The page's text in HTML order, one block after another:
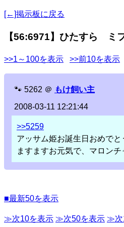
[←]掲示板に戻る
【56:6971】ひたすら ミ
>>1～100を表示 >>前10を表示
🐾 5262 ＠ もけ飼い主
2008-03-11 12:21:44
>>5259
アッサム姫お誕生日おめでと
ますますお元気で、マロンチ
■最新50を表示
≫次10を表示 ≫次50を表示 ≫次